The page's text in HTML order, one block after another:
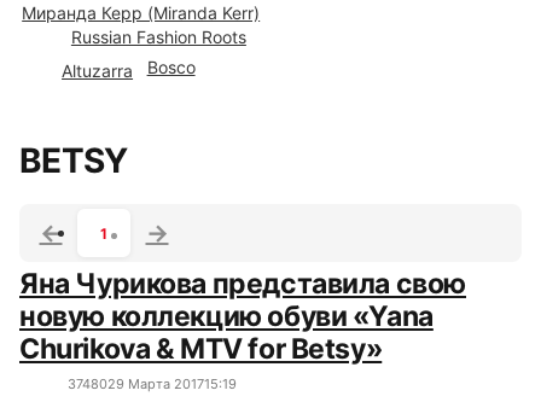
Миранда Керр (Miranda Kerr)
Russian Fashion Roots
Altuzarra Bosco
BETSY
1
Яна Чурикова представила свою
новую коллекцию обуви «Yana
Churikova & MTV for Betsy»
3748029 Марта 201715:19